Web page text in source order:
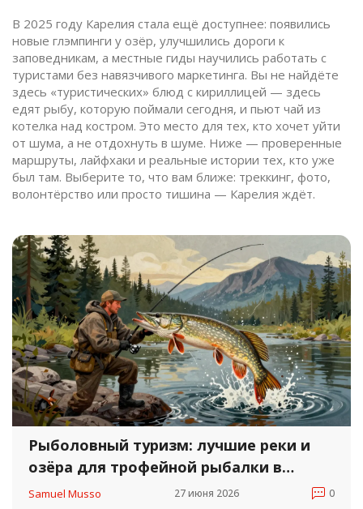
В 2025 году Карелия стала ещё доступнее: появились
новые глэмпинги у озёр, улучшились дороги к
заповедникам, а местные гиды научились работать с
туристами без навязчивого маркетинга. Вы не найдёте
здесь «туристических» блюд с кириллицей — здесь
едят рыбу, которую поймали сегодня, и пьют чай из
котелка над костром. Это место для тех, кто хочет уйти
от шума, а не отдохнуть в шуме. Ниже — проверенные
маршруты, лайфхаки и реальные истории тех, кто уже
был там. Выберите то, что вам ближе: треккинг, фото,
волонтёрство или просто тишина — Карелия ждёт.
Рыболовный туризм: лучшие реки и
озёра для трофейной рыбалки в
России
Samuel Musso 27 июня 2026 0